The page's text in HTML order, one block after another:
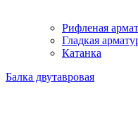
Рифленая
Гладкая
Катанка
Балка двутавровая